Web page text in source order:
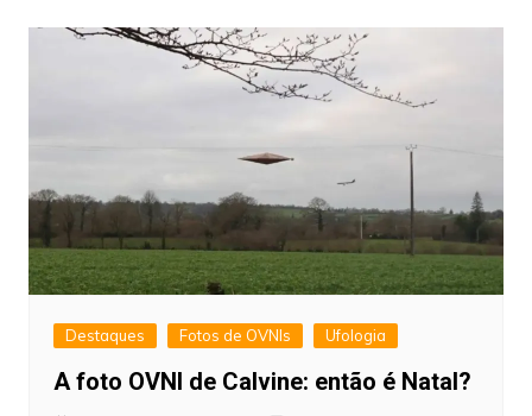
Destaques Fotos de OVNIs Ufologia
A foto OVNI de Calvine: então é Natal?